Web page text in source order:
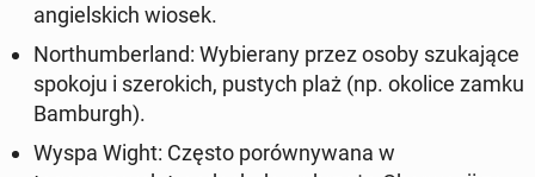
ang­iel­s­kich wiosek.
Northum­ber­land: Wybier­any przez osoby szuka­jące
spokoju i sze­ro­kich, pustych plaż (np. okolice zamku
Bam­burgh).
Wyspa Wight: Często porówny­wana w